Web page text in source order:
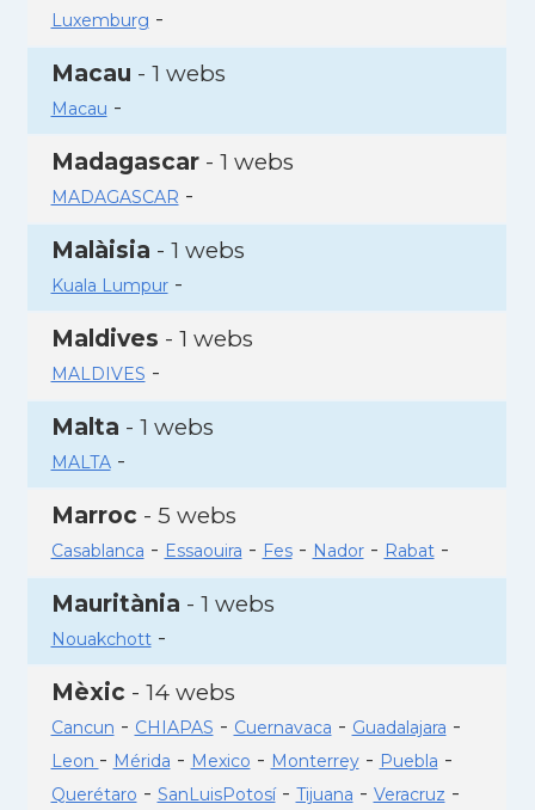
Luxemburg -
Macau - 1 webs
Macau -
Madagascar- 1 webs
MADAGASCAR -
Malàisia - 1 webs
Kuala Lumpur-
Maldives - 1 webs
MALDIVES -
Malta - 1 webs
MALTA-
Marroc - 5 webs
Casablanca - Essaouira - Fes- Nador- Rabat-
Mauritània - 1 webs
Nouakchott-
Mèxic - 14 webs
Cancun - CHIAPAS - Cuernavaca - Guadalajara -
Leon - Mérida - Mexico - Monterrey- Puebla -
Querétaro - SanLuisPotosí- Tijuana - Veracruz -